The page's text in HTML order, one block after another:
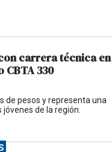
carrera técnica en
330
de pesos y representa una
de la región.